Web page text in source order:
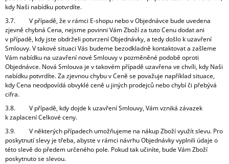
kdy Naši nabídku potvrdíte.
3.7. V případě, že v rámci E-shopu nebo v Objednávce bude uvedena
zjevně chybná Cena, nejsme povinni Vám Zboží za tuto Cenu dodat ani
v případě, kdy jste obdrželi potvrzení Objednávky, a tedy došlo k uzavření
Smlouvy. V takové situaci Vás budeme bezodkladně kontaktovat a zašleme
Vám nabídku na uzavření nové Smlouvy v pozměněné podobě oproti
Objednávce. Nová Smlouva je v takovém případě uzavřena ve chvíli, kdy Naši
nabídku potvrdíte. Za zjevnou chybu v Ceně se považuje například situace,
kdy Cena neodpovídá obvyklé ceně u jiných prodejců nebo chybí či přebývá
cifra.
3.8. V případě, kdy dojde k uzavření Smlouvy, Vám vzniká závazek
k zaplacení Celkové ceny.
3.9. V některých případech umožňujeme na nákup Zboží využít slevu. Pro
poskytnutí slevy je třeba, abyste v rámci návrhu Objednávky vyplnili údaje o
této slevě do předem určeného pole. Pokud tak učiníte, bude Vám Zboží
poskytnuto se slevou.